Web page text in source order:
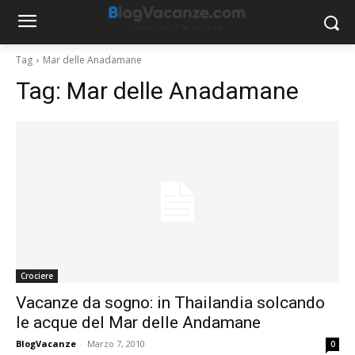
Tag Mar delle Anadamane
Tag: Mar delle Anadamane
Crociere
Vacanze da sogno: in Thailandia solcando
le acque del Mar delle Andamane
BlogVacanze - Marzo 7, 2010 0